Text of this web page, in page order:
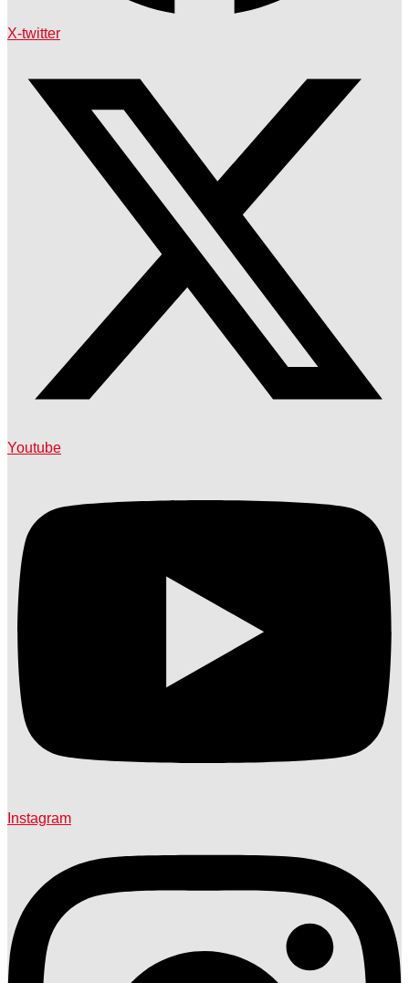
X-twitter
Youtube
Instagram